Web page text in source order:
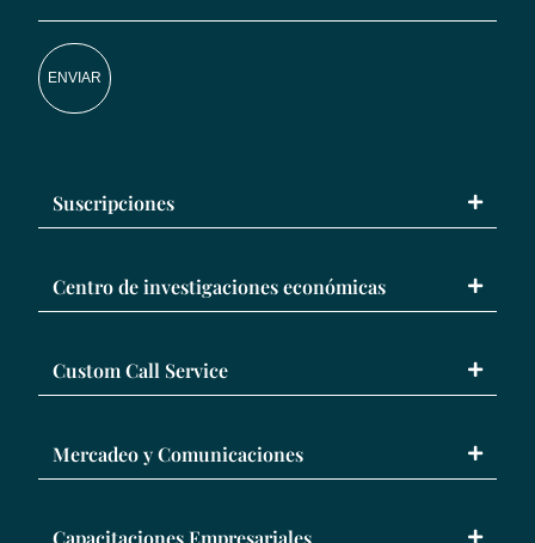
ENVIAR
Suscripciones
Centro de investigaciones económicas
Custom Call Service
Mercadeo y Comunicaciones
Capacitaciones Empresariales